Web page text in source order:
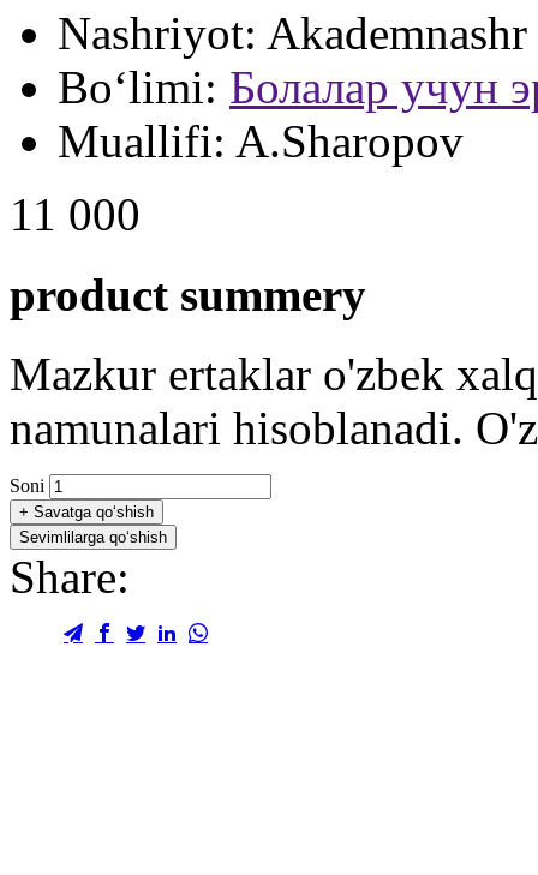
Nashriyot: Akademnashr
Bo‘limi: Болалар учун
Muallifi: A.Sharopov
11 000
product summery
Mazkur ertaklar o'zbek
namunalari hisoblanadi.
Soni
+ Savatga qo‘shish
Sevimlilarga qo‘shish
Share: